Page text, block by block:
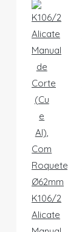
K106/2
Alicate